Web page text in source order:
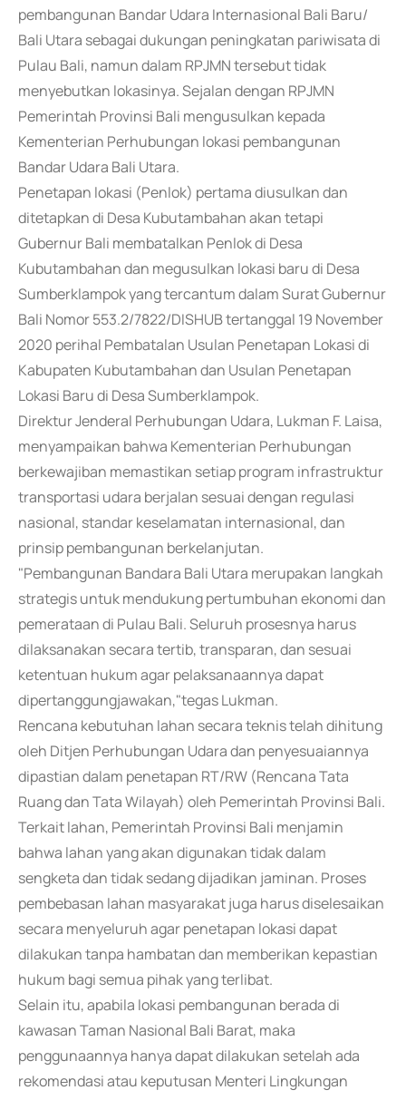
pembangunan Bandar Udara Internasional Bali Baru/
Bali Utara sebagai dukungan peningkatan pariwisata di
Pulau Bali, namun dalam RPJMN tersebut tidak
menyebutkan lokasinya. Sejalan dengan RPJMN
Pemerintah Provinsi Bali mengusulkan kepada
Kementerian Perhubungan lokasi pembangunan
Bandar Udara Bali Utara.
Penetapan lokasi (Penlok) pertama diusulkan dan
ditetapkan di Desa Kubutambahan akan tetapi
Gubernur Bali membatalkan Penlok di Desa
Kubutambahan dan megusulkan lokasi baru di Desa
Sumberklampok yang tercantum dalam Surat Gubernur
Bali Nomor 553.2/7822/DISHUB tertanggal 19 November
2020 perihal Pembatalan Usulan Penetapan Lokasi di
Kabupaten Kubutambahan dan Usulan Penetapan
Lokasi Baru di Desa Sumberklampok.
Direktur Jenderal Perhubungan Udara, Lukman F. Laisa,
menyampaikan bahwa Kementerian Perhubungan
berkewajiban memastikan setiap program infrastruktur
transportasi udara berjalan sesuai dengan regulasi
nasional, standar keselamatan internasional, dan
prinsip pembangunan berkelanjutan.
"Pembangunan Bandara Bali Utara merupakan langkah
strategis untuk mendukung pertumbuhan ekonomi dan
pemerataan di Pulau Bali. Seluruh prosesnya harus
dilaksanakan secara tertib, transparan, dan sesuai
ketentuan hukum agar pelaksanaannya dapat
dipertanggungjawakan,"tegas Lukman.
Rencana kebutuhan lahan secara teknis telah dihitung
oleh Ditjen Perhubungan Udara dan penyesuaiannya
dipastian dalam penetapan RT/RW (Rencana Tata
Ruang dan Tata Wilayah) oleh Pemerintah Provinsi Bali.
Terkait lahan, Pemerintah Provinsi Bali menjamin
bahwa lahan yang akan digunakan tidak dalam
sengketa dan tidak sedang dijadikan jaminan. Proses
pembebasan lahan masyarakat juga harus diselesaikan
secara menyeluruh agar penetapan lokasi dapat
dilakukan tanpa hambatan dan memberikan kepastian
hukum bagi semua pihak yang terlibat.
Selain itu, apabila lokasi pembangunan berada di
kawasan Taman Nasional Bali Barat, maka
penggunaannya hanya dapat dilakukan setelah ada
rekomendasi atau keputusan Menteri Lingkungan